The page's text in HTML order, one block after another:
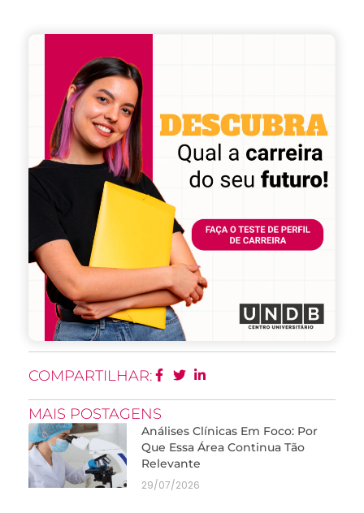
COMPARTILHAR:
MAIS POSTAGENS
Análises Clínicas Em Foco: Por
Que Essa Área Continua Tão
Relevante
29/07/2026